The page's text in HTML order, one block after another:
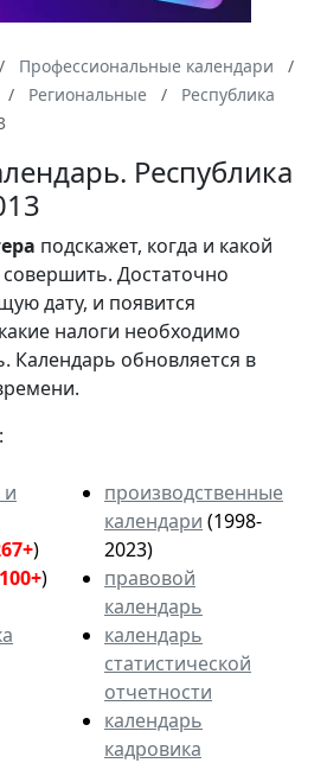
Профессиональные календари
Региональные
Республика
Республика
подскажет, когда и какой
Достаточно
дату, и появится
налоги необходимо
Календарь обновляется в
:
)
100+)
производственные
календари (1998-
2023)
правовой
календарь
календарь
статистической
отчетности
календарь
кадровика